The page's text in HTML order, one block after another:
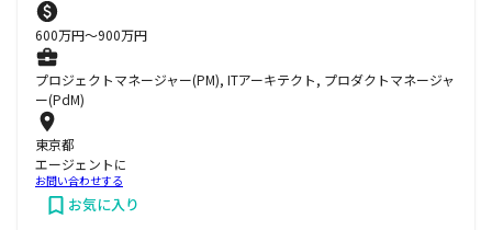
600万円〜900万円
プロジェクトマネージャー(PM), ITアーキテクト, プロダクトマネージャ
ー(PdM)
東京都
エージェントに
お問い合わせする
お気に入り